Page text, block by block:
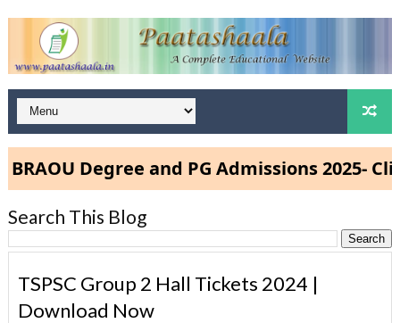
Degree and PG Admissions 2025- Click
Search This Blog
TSPSC Group 2 Hall Tickets 2024 |
Download Now